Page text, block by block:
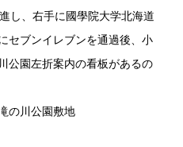
し、右手に國學院大学北海道
セブンイレブンを通過後、小
公園左折案内の看板があるの
の川公園敷地